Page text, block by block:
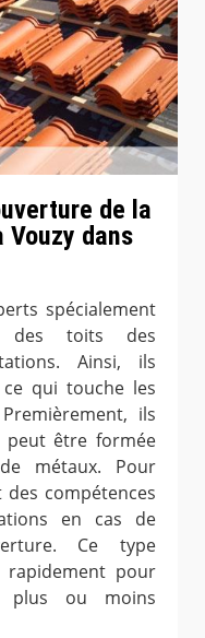
de la
dans
spécialement
des toits des
Ainsi, ils
qui touche les
ils
être formée
métaux. Pour
compétences
en cas de
Ce type
pour
plus ou moins